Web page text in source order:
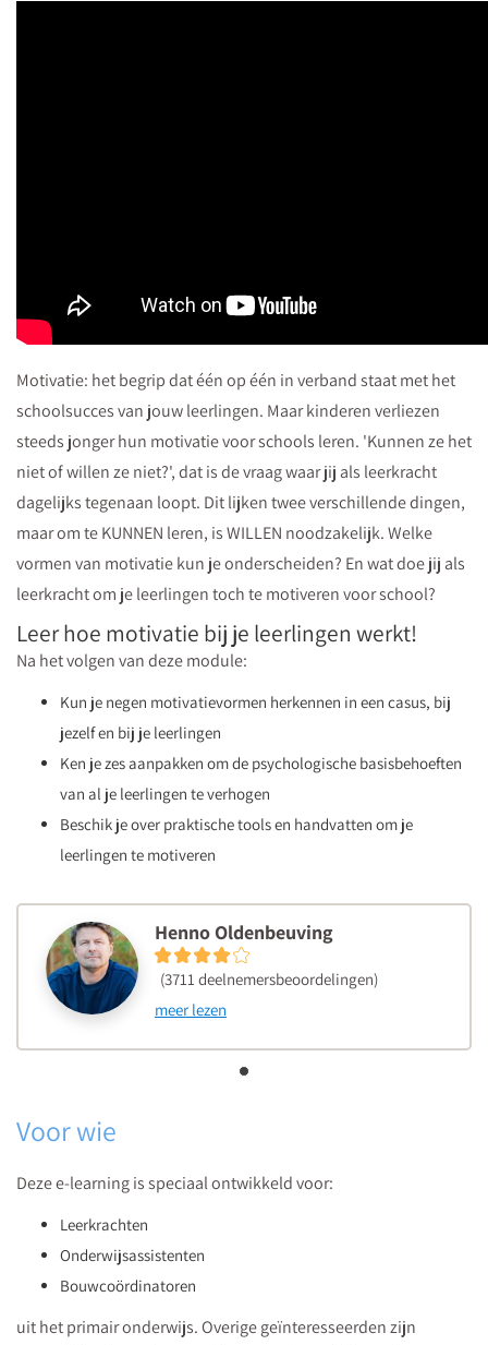
Motivatie: het begrip dat één op één in verband staat met het
schoolsucces van jouw leerlingen. Maar kinderen verliezen
steeds jonger hun motivatie voor schools leren. 'Kunnen ze het
niet of willen ze niet?', dat is de vraag waar jij als leerkracht
dagelijks tegenaan loopt. Dit lijken twee verschillende dingen,
maar om te KUNNEN leren, is WILLEN noodzakelijk. Welke
vormen van motivatie kun je onderscheiden? En wat doe jij als
leerkracht om je leerlingen toch te motiveren voor school?
Leer hoe motivatie bij je leerlingen werkt!
Na het volgen van deze module:
Kun je negen motivatievormen herkennen in een casus, bij
jezelf en bij je leerlingen
Ken je zes aanpakken om de psychologische basisbehoeften
van al je leerlingen te verhogen
Beschik je over praktische tools en handvatten om je
leerlingen te motiveren
Henno Oldenbeuving
(3711 deelnemersbeoordelingen)
meer lezen
Voor wie
Deze e-learning is speciaal ontwikkeld voor:
Leerkrachten
Onderwijsassistenten
Bouwcoördinatoren
uit het primair onderwijs. Overige geïnteresseerden zijn